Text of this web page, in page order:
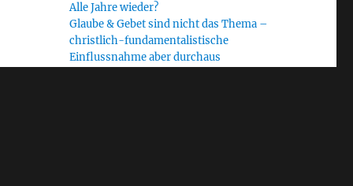
Alle Jahre wieder?
Glaube & Gebet sind nicht das Thema –
christlich-fundamentalistische
Einflussnahme aber durchaus